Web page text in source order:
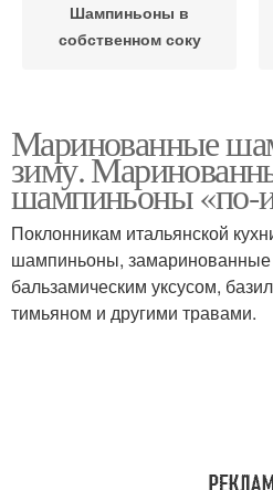
Шампиньоны в
собственном соку
Резаные шампиньоны
Маринованные
зиму.
шампиньоны «по-
Поклонникам итальянской
шампиньоны,
бальзамическим уксусом,
тимьяном и другими травами.